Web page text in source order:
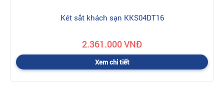
Két sắt khách sạn KKS04DT16
2.361.000 VNĐ
Xem chi tiết